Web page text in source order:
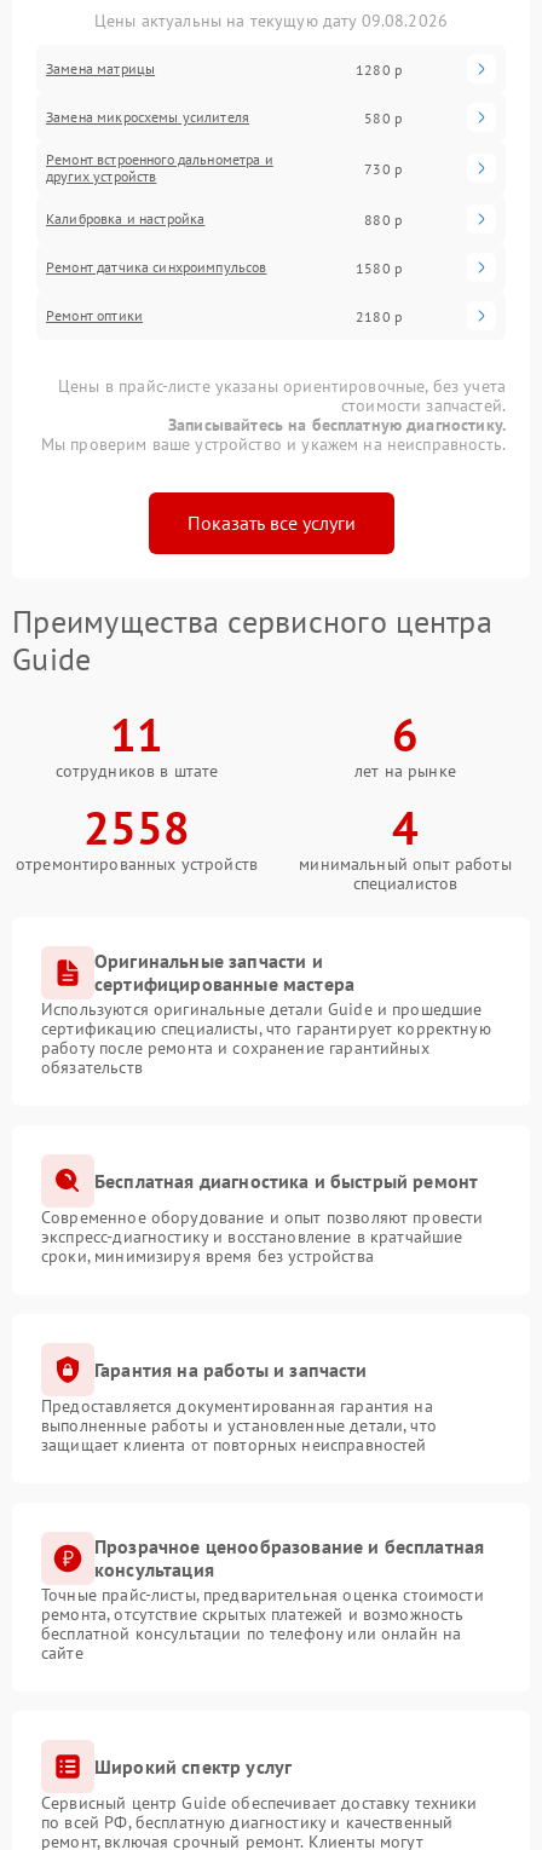
Цены актуальны на текущую дату 09.08.2026
Замена матрицы 1280 р
Замена микросхемы усилителя 580 р
Ремонт встроенного дальнометра и
других устройств
730 р
Калибровка и настройка 880 р
Ремонт датчика синхроимпульсов 1580 р
Ремонт оптики 2180 р
Цены в прайс-листе указаны ориентировочные, без учета
стоимости запчастей.
Записывайтесь на бесплатную диагностику.
Мы проверим ваше устройство и укажем на неисправность.
Показать все услуги
Преимущества сервисного центра
Guide
11
сотрудников в штате
6
лет на рынке
2558
отремонтированных устройств
4
минимальный опыт работы
специалистов
Оригинальные запчасти и
сертифицированные мастера
Используются оригинальные детали Guide и прошедшие
сертификацию специалисты, что гарантирует корректную
работу после ремонта и сохранение гарантийных
обязательств
Бесплатная диагностика и быстрый ремонт
Современное оборудование и опыт позволяют провести
экспресс-диагностику и восстановление в кратчайшие
сроки, минимизируя время без устройства
Гарантия на работы и запчасти
Предоставляется документированная гарантия на
выполненные работы и установленные детали, что
защищает клиента от повторных неисправностей
Прозрачное ценообразование и бесплатная
консультация
Точные прайс-листы, предварительная оценка стоимости
ремонта, отсутствие скрытых платежей и возможность
бесплатной консультации по телефону или онлайн на
сайте
Широкий спектр услуг
Сервисный центр Guide обеспечивает доставку техники
по всей РФ, бесплатную диагностику и качественный
ремонт, включая срочный ремонт. Клиенты могут